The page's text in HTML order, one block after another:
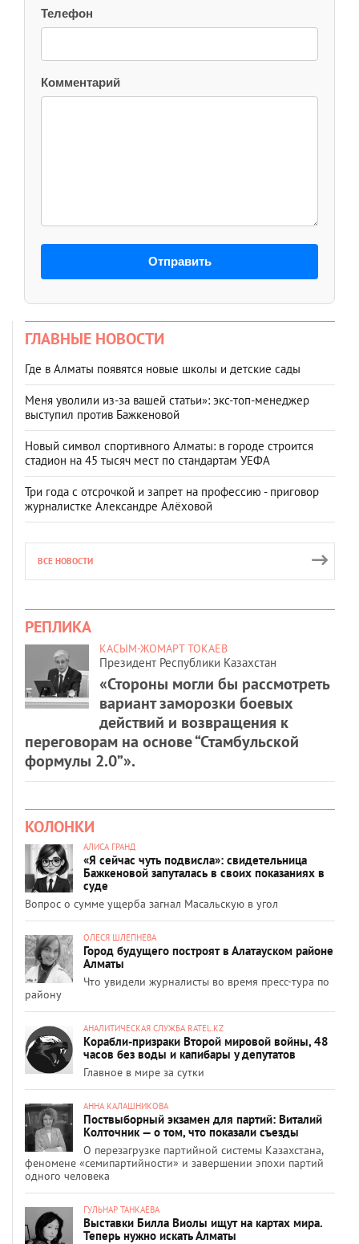
Телефон
Комментарий
Отправить
ГЛАВНЫЕ НОВОСТИ
Где в Алматы появятся новые школы и детские сады
Меня уволили из-за вашей статьи»: экс-топ-менеджер
выступил против Бажкеновой
Новый символ спортивного Алматы: в городе строится
стадион на 45 тысяч мест по стандартам УЕФА
Три года с отсрочкой и запрет на профессию - приговор
журналистке Александре Алёховой
ВСЕ НОВОСТИ
РЕПЛИКА
КАСЫМ-ЖОМАРТ ТОКАЕВ
Президент Республики Казахстан
«Стороны могли бы рассмотреть
вариант заморозки боевых
действий и возвращения к
переговорам на основе “Стамбульской
формулы 2.0”».
КОЛОНКИ
АЛИСА ГРАНД
«Я сейчас чуть подвисла»: свидетельница
Бажкеновой запуталась в своих показаниях в
суде
Вопрос о сумме ущерба загнал Масальскую в угол
ОЛЕСЯ ШЛЕПНЕВА
Город будущего построят в Алатауском районе
Алматы
Что увидели журналисты во время пресс-тура по
району
АНАЛИТИЧЕСКАЯ СЛУЖБА RATEL.KZ
Корабли-призраки Второй мировой войны, 48
часов без воды и капибары у депутатов
Главное в мире за сутки
АННА КАЛАШНИКОВА
Поствыборный экзамен для партий: Виталий
Колточник — о том, что показали съезды
О перезагрузке партийной системы Казахстана,
феномене «семипартийности» и завершении эпохи партий
одного человека
ГУЛЬНАР ТАНКАЕВА
Выставки Билла Виолы ищут на картах мира.
Теперь нужно искать Алматы